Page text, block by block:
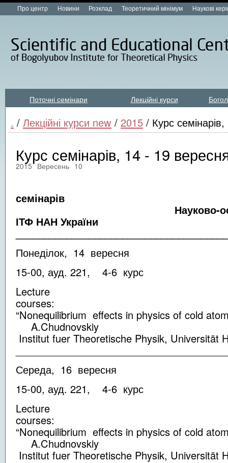
Про центр Новини Розклад Теоретичний мінімум Наукові
Поточні семінари Лекційні курси
. / Лекційні курси new / 2015 / Курс
Курс семінарів, 14 - 19
2015 Вересень 10
семінарів
Науково-
ІТФ НАН України
Понеділок, 14 вересня
15-00, ауд. 221, 4-6 курс
Lecture
“Nonequilibrium effects in physics of cold
A.Chudnovskiy
Institut fuer Theoretische Physik, Universität
Середа, 16 вересня
15-00, ауд. 221, 4-6 курс
Lecture
“Nonequilibrium effects in physics of cold
A.Chudnovskiy
Institut fuer Theoretische Physik, Universität